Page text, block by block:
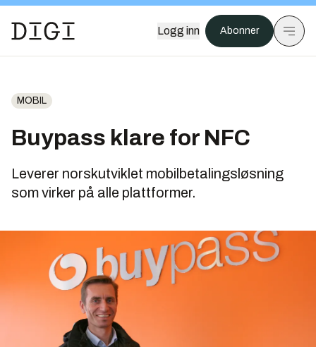
Logg inn Abonner
MOBIL
Buypass klare for NFC
Leverer norskutviklet mobilbetalingsløsning
som virker på alle plattformer.